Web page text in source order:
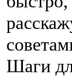
Шаги